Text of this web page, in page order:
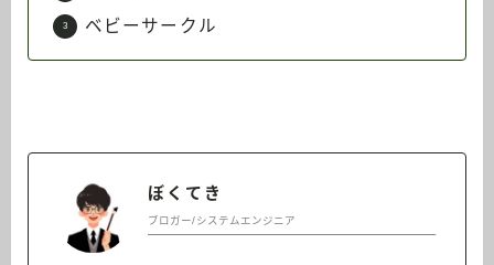
ベビーサークル
ぼくてき
ブロガー/システムエンジニア